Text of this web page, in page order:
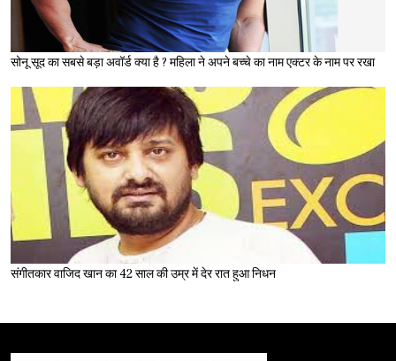
सोनू सूद का सबसे बड़ा अवॉर्ड क्या है ? महिला ने अपने बच्चे का नाम एक्टर के नाम पर रखा
संगीतकार वाजिद खान का 42 साल की उम्र में देर रात हुआ निधन